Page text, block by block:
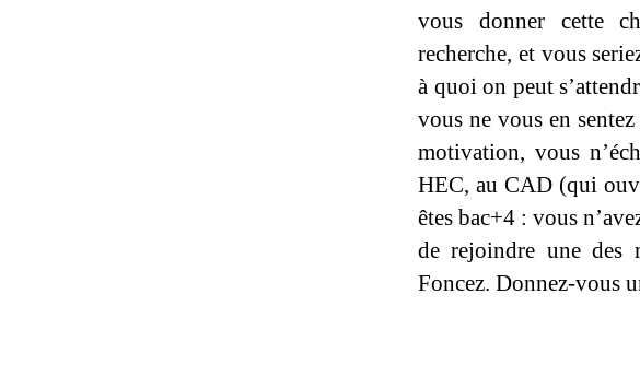
vous donner cette
recherche, et vous
à quoi on peut
vous ne vous en
motivation, vous
HEC, au CAD (qui
êtes bac+4 : vous
de rejoindre une des
Foncez. Donnez-vous